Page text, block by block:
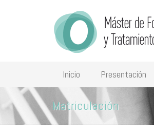
Inicio Presentación
Matriculación